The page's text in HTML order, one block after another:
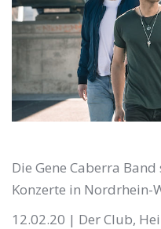
Die Gene Caberra
Konzerte in Nordrhein-
12.02.20 | Der Club,